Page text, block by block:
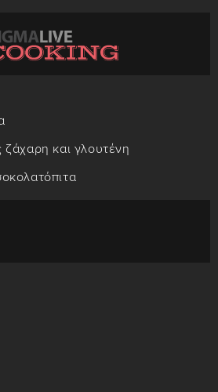
ζάχαρη και γλουτένη